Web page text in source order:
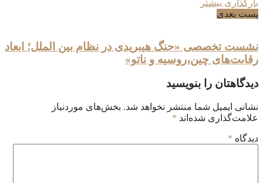
بارگذاری بیشتر
پست بعدی
نشست تخصصی «جنگ هیبریدی در نظام بین الملل؛ ابعاد
رقابت‌های چین،روسیه و ناتو»
دیدگاهتان را بنویسید
نشانی ایمیل شما منتشر نخواهد شد. بخش‌های موردنیاز
علامت‌گذاری شده‌اند *
دیدگاه *